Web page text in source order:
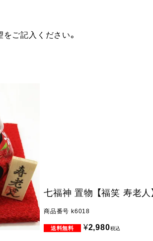
ご記入ください。
七福神 置物 【福笑 寿老人
商品番号 k6018
¥2,980税込